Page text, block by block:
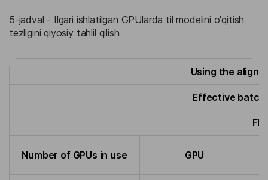
5-jadval - Ilgari ishlatilgan GPUlarda til modelini o'qitish
tezligini qiyosiy tahlil qilish
Using the
Effective batch
FP
Number of GPUs in use GPU